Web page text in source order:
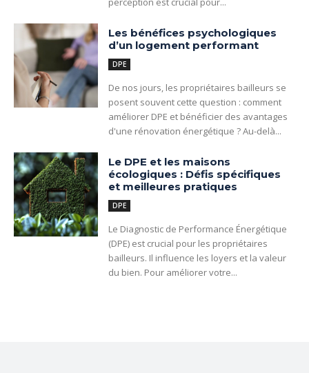
Les bénéfices psychologiques
d’un logement performant
DPE
De nos jours, les propriétaires bailleurs se
posent souvent cette question : comment
améliorer DPE et bénéficier des avantages
d'une rénovation énergétique ? Au-delà...
Le DPE et les maisons
écologiques : Défis spécifiques
et meilleures pratiques
DPE
Le Diagnostic de Performance Énergétique
(DPE) est crucial pour les propriétaires
bailleurs. Il influence les loyers et la valeur
du bien. Pour améliorer votre...